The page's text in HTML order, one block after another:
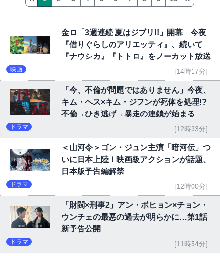
金ロ「3週連続 夏はジブリ!!」開幕 今夜
『借りぐらしのアリエッティ』、続いて
『ナウシカ』『トトロ』をノーカット放送
映画 [14時17分]
「今、不倫が問題ではありません」今夜、
キム・ヘス×キム・ジフンが死体を処理!?
不倫→ひき逃げ→暴走の連鎖が始まる
ドラマ [12時33分]
＜山河令＞ゴン・ジュン主演「暗河伝」つ
いに日本上陸！映画級アクションが話題、
日本版予告編解禁
ドラマ [12時00分]
「財閥×刑事2」アン・ボヒョン×チョン・
ウンチェの最悪の過去が明らかに…第1話
新予告公開
ドラマ [11時54分]